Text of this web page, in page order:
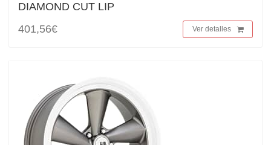
DIAMOND CUT LIP
401,56€
Ver detalles